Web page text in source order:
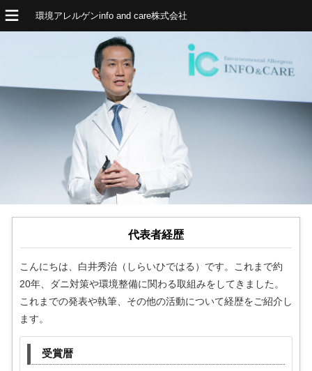
環境アレルゲンinfo and care株式会社
代表者経歴
こんにちは、白井秀治（しらいひではる）です。これまで約
20年、ダニ対策や環境整備に関わる取組みをしてきました。
これまでの発表や執筆、その他の活動について経歴をご紹介し
ます。
受賞暦